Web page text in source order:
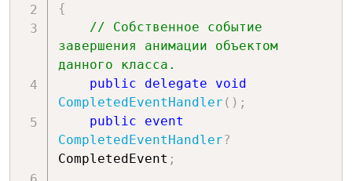
//
Обязательный выход из метода для
успешного закрытия программы,
// иначе во
время закрытия программы
код может запуститься и вызвать
исключение.
{
// Собственное событие
завершения анимации объектом
данного класса.
public
delegate
void
CompletedEventHandler ( ) ;
public
event
CompletedEventHandler?
CompletedEvent ;